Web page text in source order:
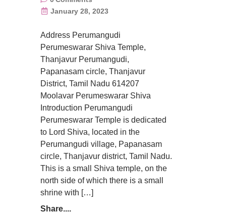
January 28, 2023
Address Perumangudi
Perumeswarar Shiva Temple,
Thanjavur Perumangudi,
Papanasam circle, Thanjavur
District, Tamil Nadu 614207
Moolavar Perumeswarar Shiva
Introduction Perumangudi
Perumeswarar Temple is dedicated
to Lord Shiva, located in the
Perumangudi village, Papanasam
circle, Thanjavur district, Tamil Nadu.
This is a small Shiva temple, on the
north side of which there is a small
shrine with […]
Share....